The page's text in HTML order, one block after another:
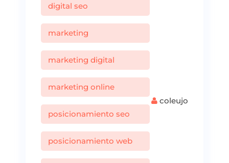
digital seo
marketing
marketing digital
marketing online
posicionamiento seo
posicionamiento web
coleujo